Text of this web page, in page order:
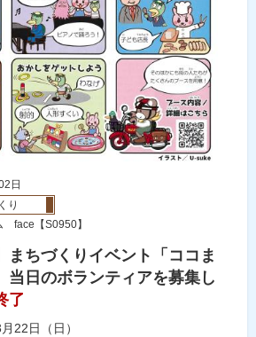
日
り
face【S0950】
まちづくりイベント「ココま
日のボランティアを募集し
了
22日（日）